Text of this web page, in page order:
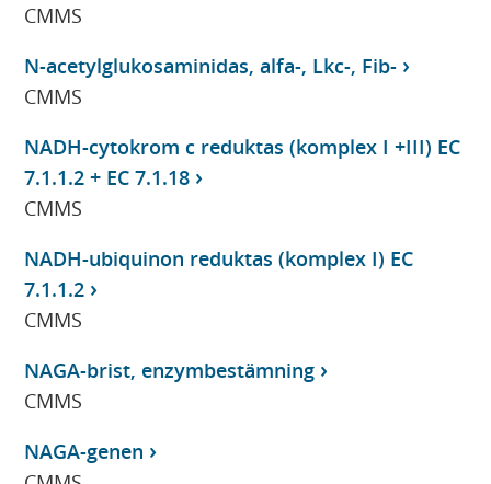
CMMS
N-acetylglukosaminidas, alfa-, Lkc-, Fib-
CMMS
NADH-cytokrom c reduktas (komplex I +III) EC
7.1.1.2 + EC 7.1.18
CMMS
NADH-ubiquinon reduktas (komplex I) EC
7.1.1.2
CMMS
NAGA-brist, enzymbestämning
CMMS
NAGA-genen